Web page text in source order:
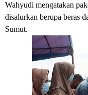
Wahyudi mengatakan
disalurkan berupa beras
Sumut.